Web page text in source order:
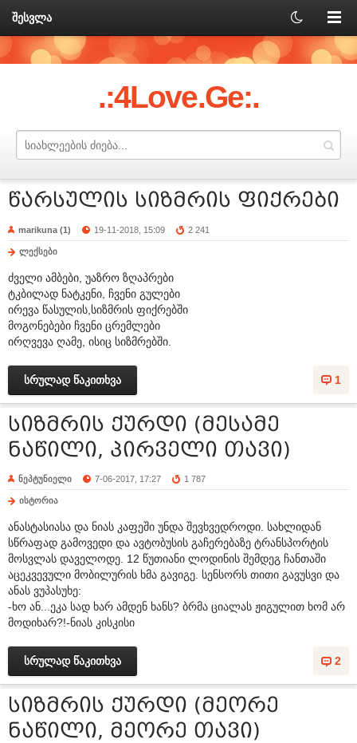
შესვლა
.:4Love.Ge:.
წარსულის სიზმრის ფიქრები
marikuna (1) 19-11-2018, 15:09 2 241
ლექსები
ძველი ამბები, უაზრო ზღაპრები
ტკბილად ნატკენი, ჩვენი გულები
ირევა წასულის,სიზმრის ფიქრებში
მოგონებები ჩვენი ცრემლები
ირღვევა ღამე, ისიც სიზმრებში.
1
სრულად წაკითხვა
სიზმრის ქურდი (მესამე
ნაწილი, პირველი თავი)
ნეპტუნიელი 7-06-2017, 17:27 1 787
ისტორია
ანასტასიასა და ნიას კაფეში უნდა შევხვედროდი. სახლიდან
სწრაფად გამოვედი და ავტობუსის გაჩერებაზე ტრანსპორტის
მოსვლას დაველოდე. 12 წუთიანი ლოდინის შემდეგ ჩანთაში
აცეკვევული მობილურის ხმა გავიგე. სენსორს თითი გავუსვი და
ანას ვუპასუხე:
-ხო ან...ეკა სად ხარ ამდენ ხანს? ბრმა ციალას ჟიგულით ხომ არ
მოდიხარ?!-ნიას კისკისი
2
სრულად წაკითხვა
სიზმრის ქურდი (მეორე
ნაწილი, მეორე თავი)